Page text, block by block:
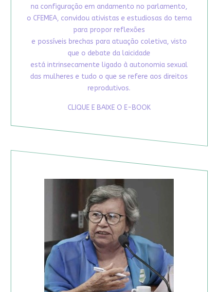
na configuração em andamento no parlamento,
o CFEMEA, convidou ativistas e estudiosas do tema
para propor reflexões
e possíveis brechas para atuação coletiva, visto
que o debate da laicidade
está intrinsecamente ligado à autonomia sexual
das mulheres e tudo o que se refere aos direitos
reprodutivos.
CLIQUE E BAIXE O E-BOOK